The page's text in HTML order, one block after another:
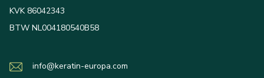
KVK 86042343
BTW NL004180540B58
info@keratin-europa.com